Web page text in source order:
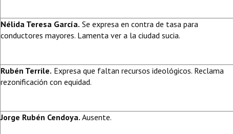
Nélida Teresa García. Se expresa en contra de tasa para
conductores mayores. Lamenta ver a la ciudad sucia.
Rubén Terrile. Expresa que faltan recursos ideológicos. Reclama
rezonificación con equidad.
Jorge Rubén Cendoya. Ausente.